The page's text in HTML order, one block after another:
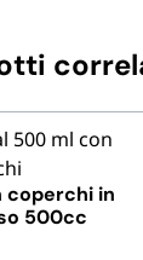
coperchi in
500cc